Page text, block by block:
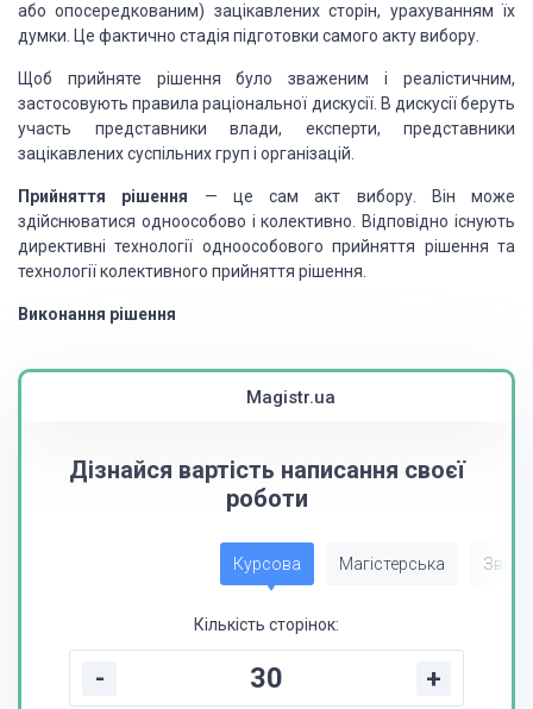
або опосередкованим) зацікавлених сторін, урахуванням їх
думки. Це фактично стадія підготовки самого акту вибору.
Щоб прийняте рішення було зваженим і реалістичним,
застосовують правила раціональної дискусії. В дискусії беруть
участь представники влади, експерти, представники
зацікавлених суспільних груп і організацій.
Прийняття рішення — це сам акт вибору. Він може
здійснюватися одноособово і колективно. Відповідно існують
директивні технології одноособового прийняття рішення та
технології колективного прийняття рішення.
Виконання рішення
Magistr.ua
Дізнайся вартість написання своєї
роботи
Курсова Магістерська Звіт
Кількість сторінок:
- +